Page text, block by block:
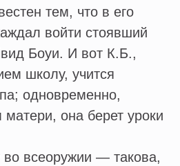
тем, что в его
войти стоявший
Боуи. И вот К.Б.,
школу, учится
одновременно,
она берет уроки
всеоружии — такова,